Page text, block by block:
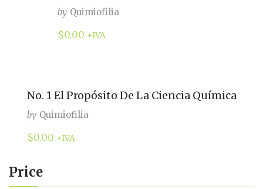
Price
by Quimiofilia
$0.00 +IVA
No. 1 El Propósito De La Ciencia Química
by Quimiofilia
$0.00 +IVA